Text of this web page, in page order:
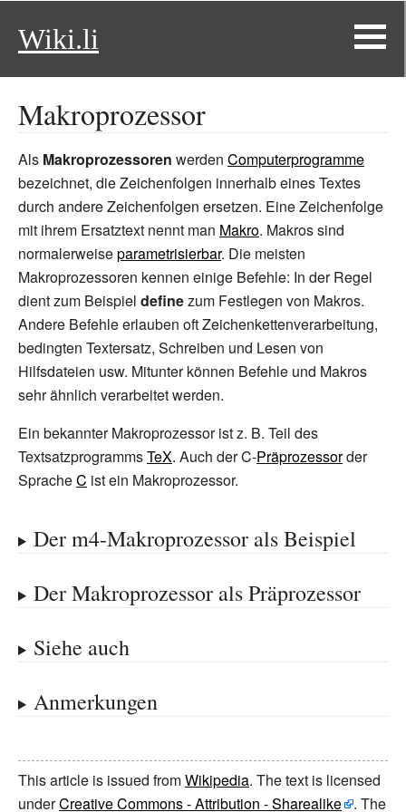
Wiki.li
Makroprozessor
Als Makroprozessoren werden Computerprogramme
bezeichnet, die Zeichenfolgen innerhalb eines Textes
durch andere Zeichenfolgen ersetzen. Eine Zeichenfolge
mit ihrem Ersatztext nennt man Makro. Makros sind
normalerweiseparametrisierbar. Die meisten
Makroprozessoren kennen einige Befehle: In der Regel
dient zum Beispiel definezum Festlegen von Makros.
Andere Befehle erlauben oft Zeichenkettenverarbeitung,
bedingten Textersatz, Schreiben und Lesen von
Hilfsdateien usw. Mitunter können Befehle und Makros
sehr ähnlich verarbeitet werden.
Ein bekannter Makroprozessor ist z. B. Teil des
TextsatzprogrammsTeX. Auch der C-Präprozessorder
SpracheC ist ein Makroprozessor.
Der m4-Makroprozessor als Beispiel
Der Makroprozessor als Präprozessor
Siehe auch
Anmerkungen
This article is issued fromWikipedia. The text is licensed
underCreative Commons - Attribution - Sharealike . The